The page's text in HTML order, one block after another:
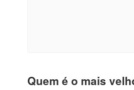
Quem é o mais